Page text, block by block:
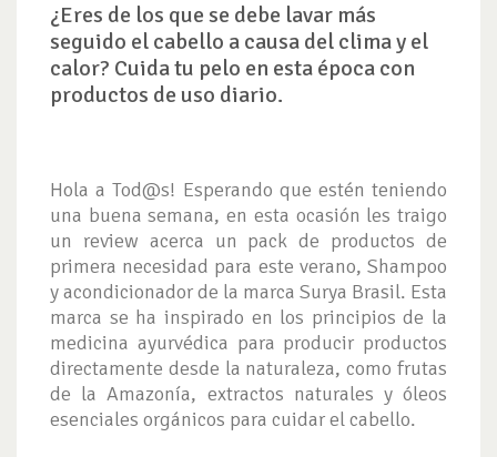
¿Eres de los que se debe lavar más
seguido el cabello a causa del clima y el
calor? Cuida tu pelo en esta época con
productos de uso diario.
Hola a Tod@s! Esperando que estén teniendo
una buena semana, en esta ocasión les traigo
un review acerca un pack de productos de
primera necesidad para este verano, Shampoo
y acondicionador de la marca Surya Brasil. Esta
marca se ha inspirado en los principios de la
medicina ayurvédica para producir productos
directamente desde la naturaleza, como frutas
de la Amazonía, extractos naturales y óleos
esenciales orgánicos para cuidar el cabello.